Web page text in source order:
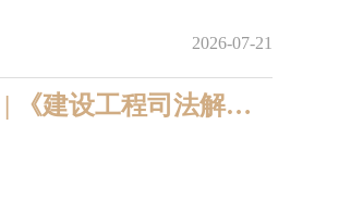
2026-07-21
诚公沙龙第64期 | 《建设工程司法解释(二)》新规解读与适用